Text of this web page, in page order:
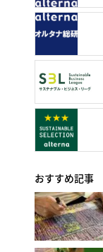
おすすめ記事